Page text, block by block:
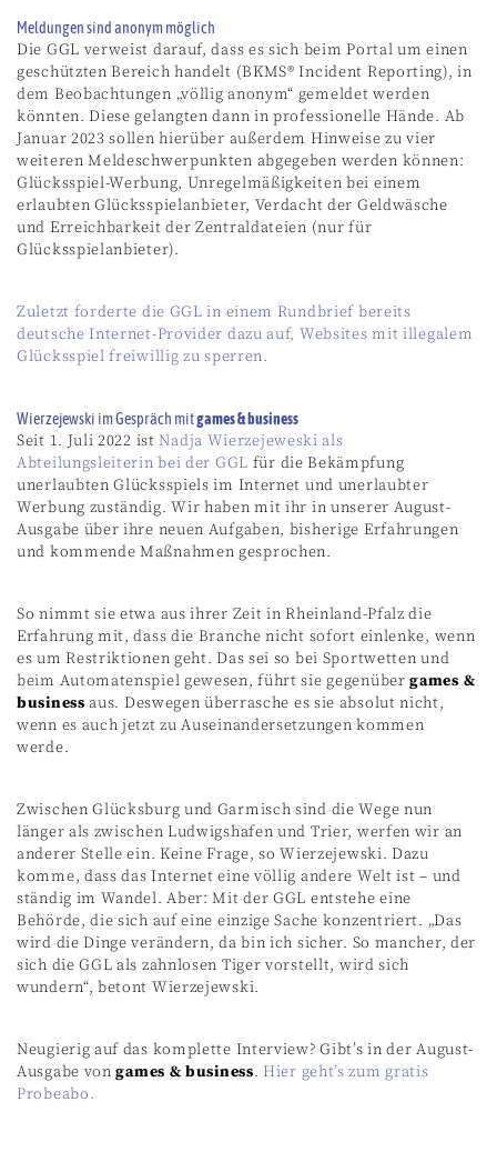
Meldungen sind anonym möglich
Die GGL verweist darauf, dass es sich beim Portal um einen
geschützten Bereich handelt (BKMS® Incident Reporting), in
dem Beobachtungen „völlig anonym“ gemeldet werden
könnten. Diese gelangten dann in professionelle Hände. Ab
Januar 2023 sollen hierüber außerdem Hinweise zu vier
weiteren Meldeschwerpunkten abgegeben werden können:
Glücksspiel-Werbung, Unregelmäßigkeiten bei einem
erlaubten Glücksspielanbieter, Verdacht der Geldwäsche
und Erreichbarkeit der Zentraldateien (nur für
Glücksspielanbieter).
Zuletzt forderte die GGL in einem Rundbrief bereits
deutsche Internet-Provider dazu auf, Websites mit illegalem
Glücksspiel freiwillig zu sperren.
Wierzejewski im Gespräch mitgames & business
Seit 1. Juli 2022 istNadja Wierzejeweski als
Abteilungsleiterin bei der GGL für die Bekämpfung
unerlaubten Glücksspiels im Internet und unerlaubter
Werbung zuständig. Wir haben mit ihr in unserer August-
Ausgabe über ihre neuen Aufgaben, bisherige Erfahrungen
und kommende Maßnahmen gesprochen.
So nimmt sie etwa aus ihrer Zeit in Rheinland-Pfalz die
Erfahrung mit, dass die Branche nicht sofort einlenke, wenn
es um Restriktionen geht. Das sei so bei Sportwetten und
beim Automatenspiel gewesen, führt sie gegenübergames &
business aus. Deswegen überrasche es sie absolut nicht,
wenn es auch jetzt zu Auseinandersetzungen kommen
werde.
Zwischen Glücksburg und Garmisch sind die Wege nun
länger als zwischen Ludwigshafen und Trier, werfen wir an
anderer Stelle ein. Keine Frage, so Wierzejewski. Dazu
komme, dass das Internet eine völlig andere Welt ist – und
ständig im Wandel. Aber: Mit der GGL entstehe eine
Behörde, die sich auf eine einzige Sache konzentriert. „Das
wird die Dinge verändern, da bin ich sicher. So mancher, der
sich die GGL als zahnlosen Tiger vorstellt, wird sich
wundern“, betont Wierzejewski.
Neugierig auf das komplette Interview? Gibt’s in der August-
Ausgabe von games & business. Hier geht’s zum gratis
Probeabo.